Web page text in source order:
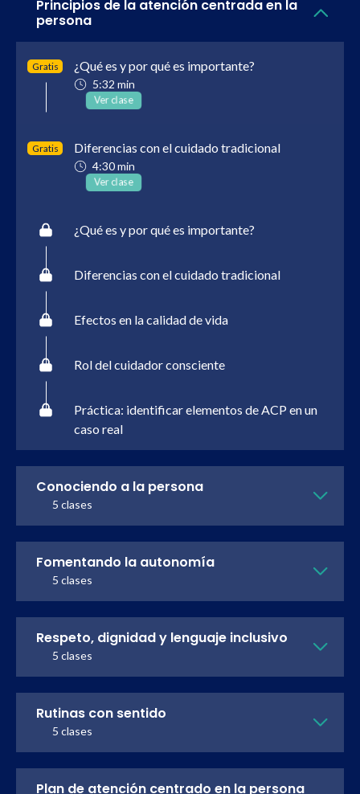
Principios de la atención centrada en la
persona
Gratis ¿Qué es y por qué es importante?
5:32 min
Ver clase
Gratis Diferencias con el cuidado tradicional
4:30 min
Ver clase
¿Qué es y por qué es importante?
Diferencias con el cuidado tradicional
Efectos en la calidad de vida
Rol del cuidador consciente
Práctica: identificar elementos de ACP en un
caso real
Conociendo a la persona
5 clases
Fomentando la autonomía
5 clases
Respeto, dignidad y lenguaje inclusivo
5 clases
Rutinas con sentido
5 clases
Plan de atención centrado en la persona